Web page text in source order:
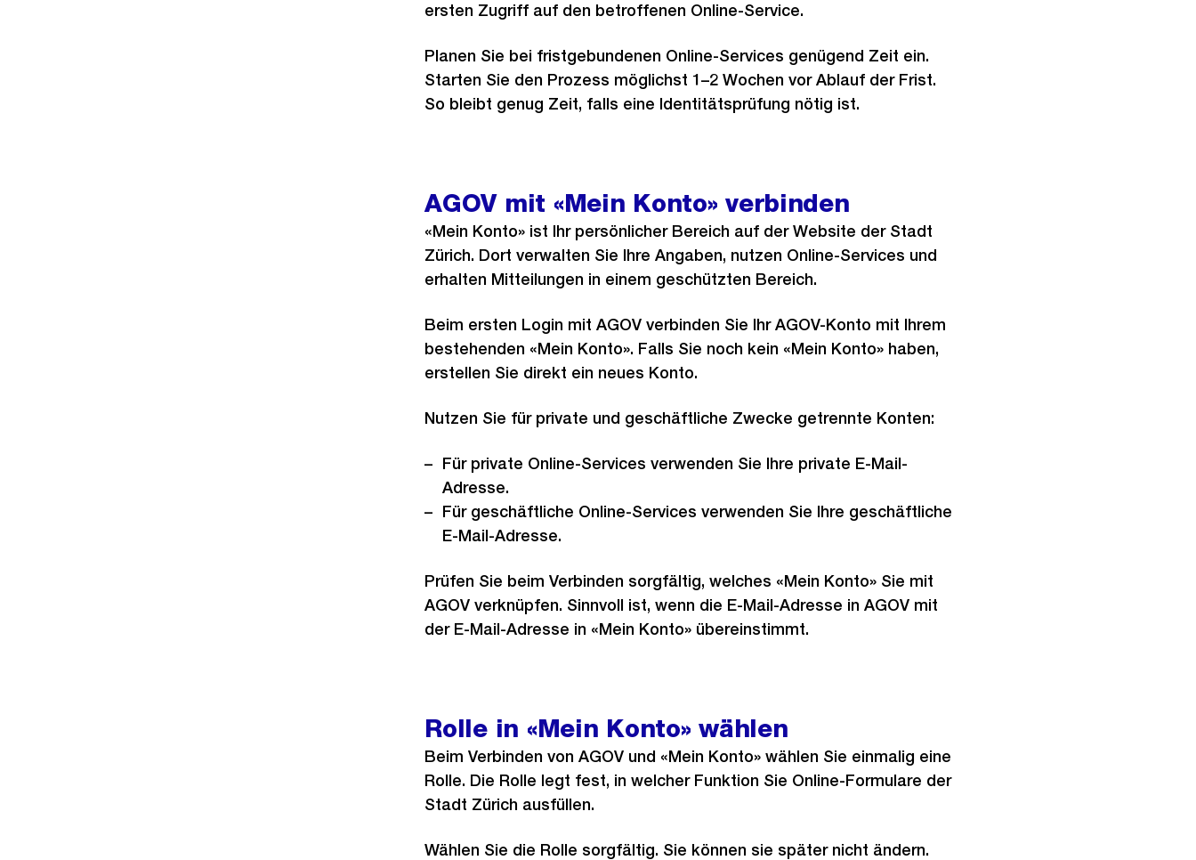
ersten Zugriff auf den betroffenen Online-Service.
Planen Sie bei fristgebundenen Online-Services genügend Zeit ein.
Starten Sie den Prozess möglichst 1–2 Wochen vor Ablauf der Frist.
So bleibt genug Zeit, falls eine Identitätsprüfung nötig ist.
AGOV mit «Mein Konto» verbinden
«Mein Konto» ist Ihr persönlicher Bereich auf der Website der Stadt
Zürich. Dort verwalten Sie Ihre Angaben, nutzen Online-Services und
erhalten Mitteilungen in einem geschützten Bereich.
Beim ersten Login mit AGOV verbinden Sie Ihr AGOV-Konto mit Ihrem
bestehenden «Mein Konto». Falls Sie noch kein «Mein Konto» haben,
erstellen Sie direkt ein neues Konto.
Nutzen Sie für private und geschäftliche Zwecke getrennte Konten:
Für private Online-Services verwenden Sie Ihre private E-Mail-
Adresse.
Für geschäftliche Online-Services verwenden Sie Ihre geschäftliche
E-Mail-Adresse.
Prüfen Sie beim Verbinden sorgfältig, welches «Mein Konto» Sie mit
AGOV verknüpfen. Sinnvoll ist, wenn die E-Mail-Adresse in AGOV mit
der E-Mail-Adresse in «Mein Konto» übereinstimmt.
Rolle in «Mein Konto» wählen
Beim Verbinden von AGOV und «Mein Konto» wählen Sie einmalig eine
Rolle. Die Rolle legt fest, in welcher Funktion Sie Online-Formulare der
Stadt Zürich ausfüllen.
Wählen Sie die Rolle sorgfältig. Sie können sie später nicht ändern.